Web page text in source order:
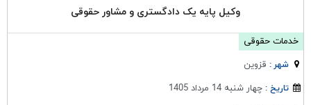
وکیل پایه یک دادگستری و مشاور حقوقی
خدمات حقوقی
شهر : قزوين
تاریخ :چهار شنبه 14 مرداد 1405